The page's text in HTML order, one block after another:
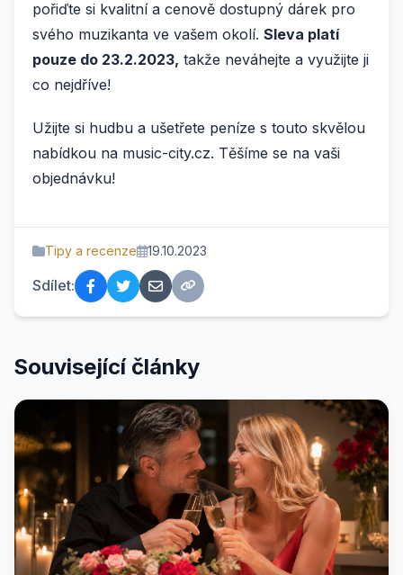
pořiďte si kvalitní a cenově dostupný dárek pro
svého muzikanta ve vašem okolí. Sleva platí
pouze do 23.2.2023, takže neváhejte a využijte ji
co nejdříve!
Užijte si hudbu a ušetřete peníze s touto skvělou
nabídkou na music-city.cz. Těšíme se na vaši
objednávku!
Tipy a recenze 19.10.2023
Sdílet:
Související články